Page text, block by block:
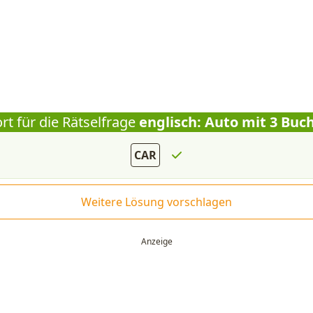
für die Rätselfrage englisch: Auto mit 3
CAR
Weitere Lösung vorschlagen